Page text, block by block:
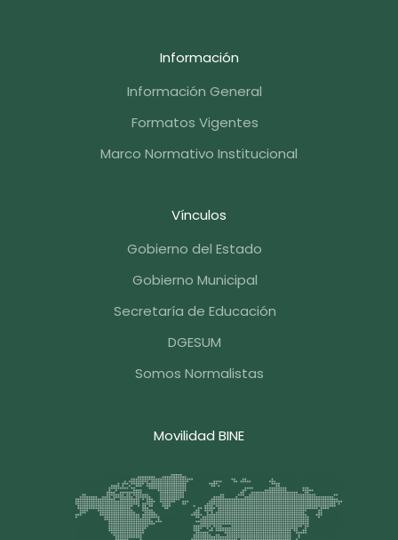
Información
Información General
Formatos Vigentes
Marco Normativo Institucional
Vínculos
Gobierno del Estado
Gobierno Municipal
Secretaría de Educación
DGESUM
Somos Normalistas
Movilidad BINE